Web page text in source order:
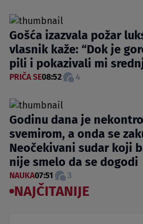
Gošća izazvala požar
vlasnik kaže: “Dok je
pili i pokazivali mi
PRIČA SE08:52 4
Godinu dana je
svemirom, a onda se
Neočekivani sudar koji
nije smelo da se dogodi
NAUKA07:51 3
NAJČITANIJE